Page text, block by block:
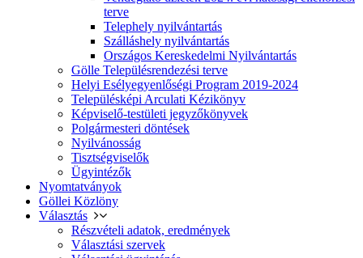
terve
Telephely nyilvántartás
Szálláshely nyilvántartás
Országos Kereskedelmi Nyilvántartás
Gölle Településrendezési terve
Helyi Esélyegyenlőségi Program 2019-2024
Településképi Arculati Kézikönyv
Képviselő-testületi jegyzőkönyvek
Polgármesteri döntések
Nyilvánosság
Tisztségviselők
Ügyintézők
Nyomtatványok
Göllei Közlöny
Választás
Részvételi adatok, eredmények
Választási szervek